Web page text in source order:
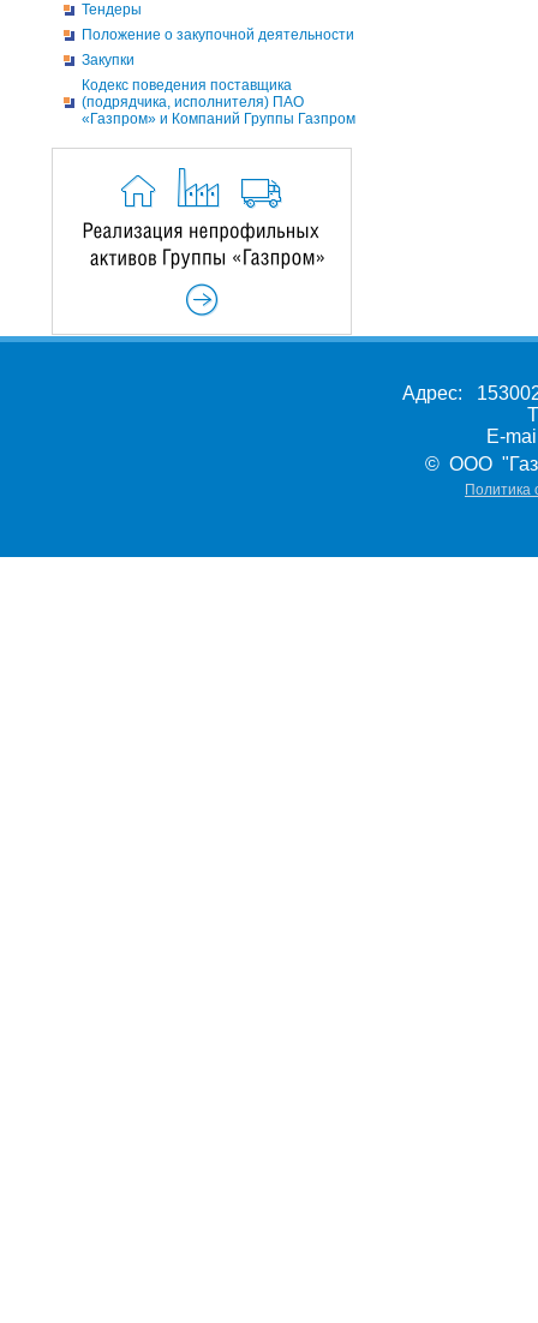
Тендеры
Положение о закупочной деятельности
Закупки
Кодекс поведения поставщика
(подрядчика, исполнителя) ПАО
«Газпром» и Компаний Группы Газпром
Адрес:
E-
© ООО
Политика